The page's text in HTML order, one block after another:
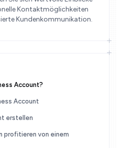
Kontaktmöglichkeiten
Kundenkommunikation.
Account?
Account
erstellen
profitieren von einem